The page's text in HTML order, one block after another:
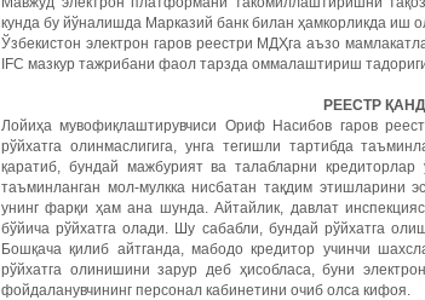
кунда бу йўналишда Марказий банк билан ҳамкорликда иш
Ўзбекистон электрон гаров реестри МДҲга аъзо
IFC мазкур тажрибани фаол тарзда оммалаштириш
РЕЕСТР
Лойиҳа мувофиқлаштирувчиси Ориф Насибов гаров
рўйхатга олинмаслигига, унга тегишли тартибда
қаратиб, бундай мажбурият ва талабларни
таъминланган мол-мулкка нисбатан тақдим этишларини
унинг фарқи ҳам ана шунда. Айтайлик, давлат
бўйича рўйхатга олади. Шу сабабли, бундай рўйхатга
Бошқача қилиб айтганда, мабодо кредитор учинчи
рўйхатга олинишини зарур деб ҳисобласа, буни
фойдаланувчининг персонал кабинетини очиб олса кифоя.